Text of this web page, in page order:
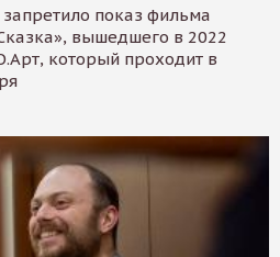
показ фильма
вышедшего в 2022
который проходит в